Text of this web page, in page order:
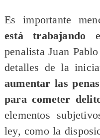
Es importante
está trabajando
penalista Juan
detalles de la
aumentar las penas
para cometer
elementos
ley, como la